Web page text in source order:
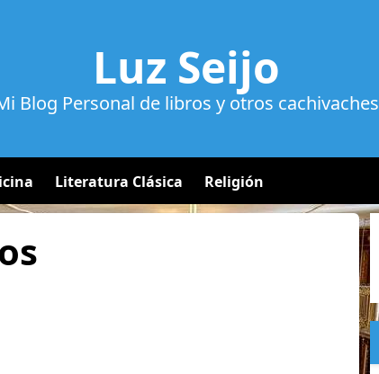
Luz Seijo
Blog Personal de libros y otros cachivaches
Literatura Clásica Religión